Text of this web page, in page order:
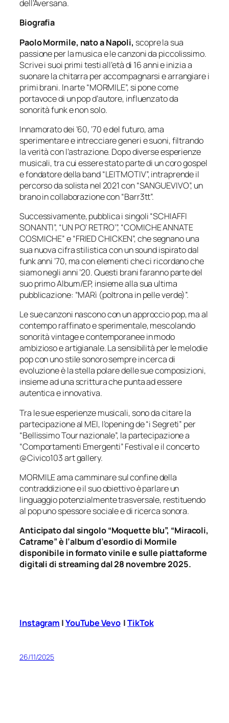
dell’Aversana.
Biografia
Paolo Mormile, nato a Napoli, scopre la sua
passione per la musica e le canzoni da piccolissimo.
Scrive i suoi primi testi all’età di 16 anni e inizia a
suonare la chitarra per accompagnarsi e arrangiare i
primi brani. In arte “MORMILE”, si pone come
portavoce di un pop d’autore, influenzato da
sonorità funk e non solo.
Innamorato dei ’60, ’70 e del futuro, ama
sperimentare e intrecciare generi e suoni, filtrando
la verità con l’astrazione. Dopo diverse esperienze
musicali, tra cui essere stato parte di un coro gospel
e fondatore della band “LEITMOTIV”, intraprende il
percorso da solista nel 2021 con “SANGUEVIVO”, un
brano in collaborazione con “Barr3tt”.
Successivamente, pubblica i singoli “SCHIAFFI
SONANTI”, “UN PO’ RETRO’”, “COMICHE ANNATE
COSMICHE” e “FRIED CHICKEN”, che segnano una
sua nuova cifra stilistica con un sound ispirato dal
funk anni ’70, ma con elementi che ci ricordano che
siamo negli anni ’20. Questi brani faranno parte del
suo primo Album/EP, insieme alla sua ultima
pubblicazione: “MARì (poltrona in pelle verde)”.
Le sue canzoni nascono con un approccio pop, ma al
contempo raffinato e sperimentale, mescolando
sonorità vintage e contemporanee in modo
ambizioso e artigianale. La sensibilità per le melodie
pop con uno stile sonoro sempre in cerca di
evoluzione è la stella polare delle sue composizioni,
insieme ad una scrittura che punta ad essere
autentica e innovativa.
Tra le sue esperienze musicali, sono da citare la
partecipazione al MEI, l’opening de “i Segreti” per
“Bellissimo Tour nazionale”, la partecipazione a
“Comportamenti Emergenti” Festival e il concerto
@Civico103 art gallery.
MORMILE ama camminare sul confine della
contraddizione e il suo obiettivo è parlare un
linguaggio potenzialmente trasversale, restituendo
al pop uno spessore sociale e di ricerca sonora.
Anticipato dal singolo “Moquette blu”, “Miracoli,
Catrame” è l’album d’esordio di Mormile
disponibile in formato vinile e sulle piattaforme
digitali di streaming dal 28 novembre 2025.
Instagram |YouTube Vevo |TikTok
26/11/2025